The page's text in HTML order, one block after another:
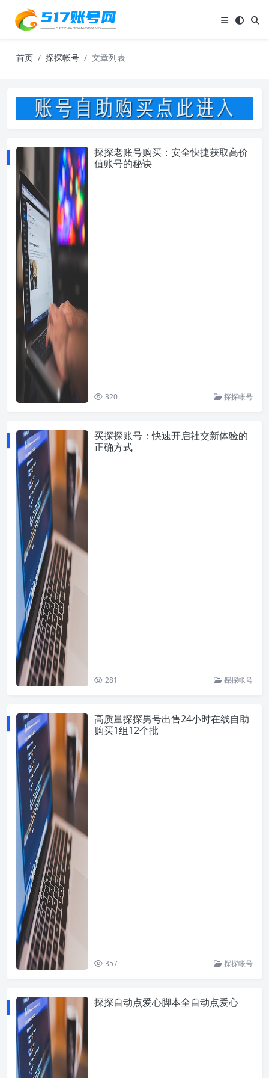
首页 探探帐号 文章列表
探探老账号购买：安全快捷获取高价
值账号的秘诀
320 探探帐号
买探探账号：快速开启社交新体验的
正确方式
281 探探帐号
高质量探探男号出售24小时在线自助
购买1组12个批
357 探探帐号
探探自动点爱心脚本全自动点爱心